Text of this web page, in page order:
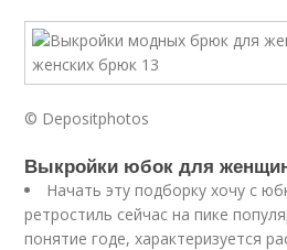
© Depositphotos
Выкройки юбок для
Начать эту подборку хочу с
ретростиль сейчас на пике
понятие годе, характеризуется